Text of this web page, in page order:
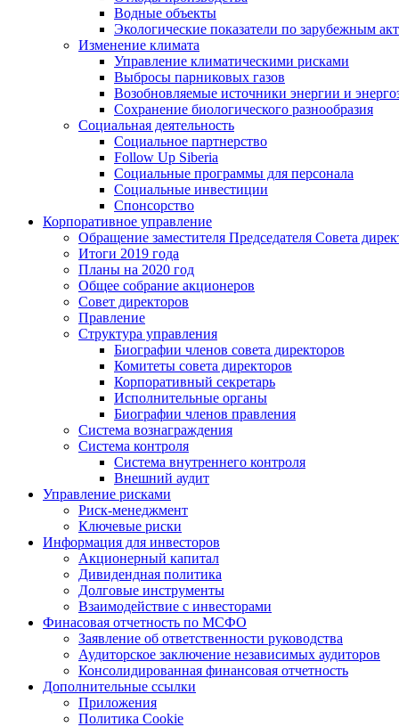
Водные объекты
Экологические показатели по зарубежным
Изменение климата
Управление климатическими рисками
Выбросы парниковых газов
Возобновляемые источники энергии и
Сохранение биологического разнообразия
Социальная деятельность
Социальное партнерство
Follow Up Siberia
Социальные программы для персонала
Социальные инвестиции
Спонсорство
Корпоративное управление
Обращение заместителя Председателя Совета
Итоги 2019 года
Планы на 2020 год
Общее собрание акционеров
Совет директоров
Правление
Структура управления
Биографии членов совета директоров
Комитеты совета директоров
Корпоративный секретарь
Исполнительные органы
Биографии членов правления
Система вознаграждения
Система контроля
Система внутреннего контроля
Внешний аудит
Управление рисками
Риск-менеджмент
Ключевые риски
Информация для инвесторов
Акционерный капитал
Дивидендная политика
Долговые инструменты
Взаимодействие с инвеcторами
Финасовая отчетность по МСФО
Заявление об ответственности руководства
Аудиторское заключение независимых аудиторов
Консолидированная финансовая отчетность
Дополнительные ссылки
Приложения
Политика Cookie